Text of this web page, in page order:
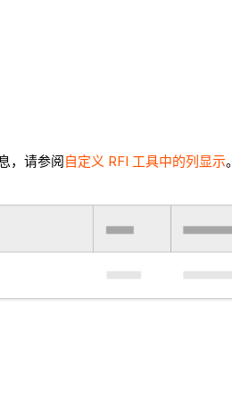
，请参阅 自定义 RFI 工具中的列显示。